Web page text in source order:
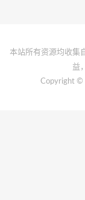
本站所有资源均收集
益
Copyright ©